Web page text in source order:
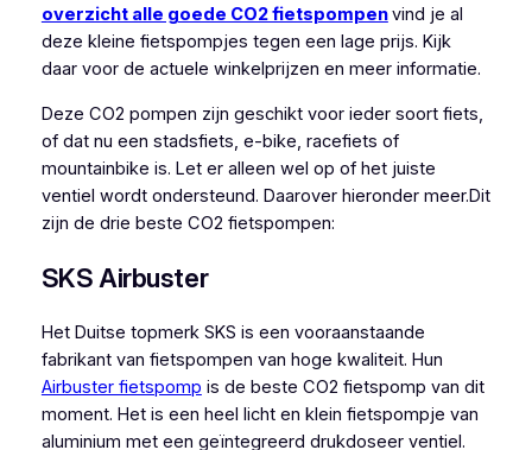
overzicht alle goede CO2 fietspompenvind je al
deze kleine fietspompjes tegen een lage prijs. Kijk
daar voor de actuele winkelprijzen en meer informatie.
Deze CO2 pompen zijn geschikt voor ieder soort fiets,
of dat nu een stadsfiets, e-bike, racefiets of
mountainbike is. Let er alleen wel op of het juiste
ventiel wordt ondersteund. Daarover hieronder meer.Dit
zijn de drie beste CO2 fietspompen:
SKS Airbuster
Het Duitse topmerk SKS is een vooraanstaande
fabrikant van fietspompen van hoge kwaliteit. Hun
Airbuster fietspomp is de beste CO2 fietspomp van dit
moment. Het is een heel licht en klein fietspompje van
aluminium met een geïntegreerd drukdoseer ventiel.